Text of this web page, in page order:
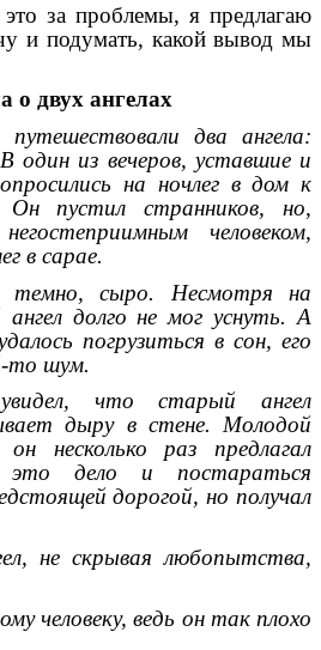
за проблемы, я предлагаю
и подумать, какой вывод мы
о двух ангелах
два ангела:
из вечеров, уставшие и
на ночлег в дом к
Он пустил странников, но,
человеком,
в сарае.
темно, сыро. Несмотря на
долго не мог уснуть. А
погрузиться в сон, его
то шум.
что старый ангел
дыру в стене. Молодой
несколько раз предлагал
это дело и постараться
дорогой, но получал
не скрывая любопытства,
человеку, ведь он так плохо